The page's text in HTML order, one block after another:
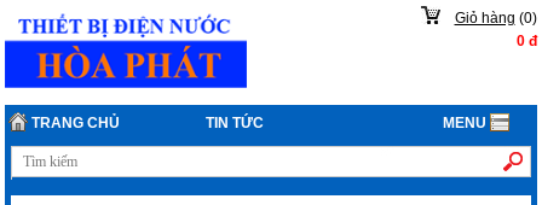
Giỏ hàng (0)
0đ
TRANG CHỦ TIN TỨC MENU